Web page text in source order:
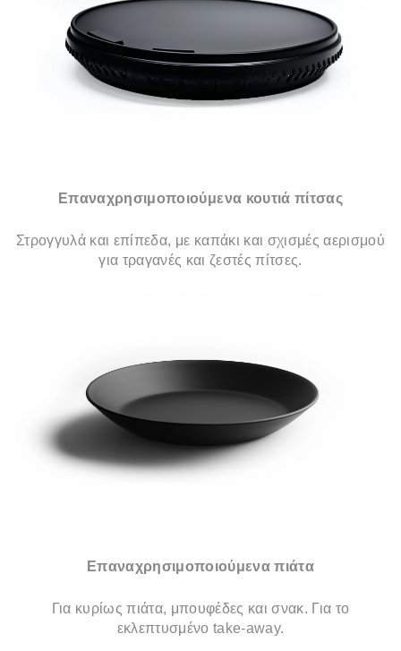
Επαναχρησιμοποιούμενα κουτιά πίτσας
Στρογγυλά και επίπεδα, με καπάκι και σχισμές αερισμού
για τραγανές και ζεστές πίτσες.
Επαναχρησιμοποιούμενα πιάτα
Για κυρίως πιάτα, μπουφέδες και σνακ. Για το
εκλεπτυσμένο take-away.